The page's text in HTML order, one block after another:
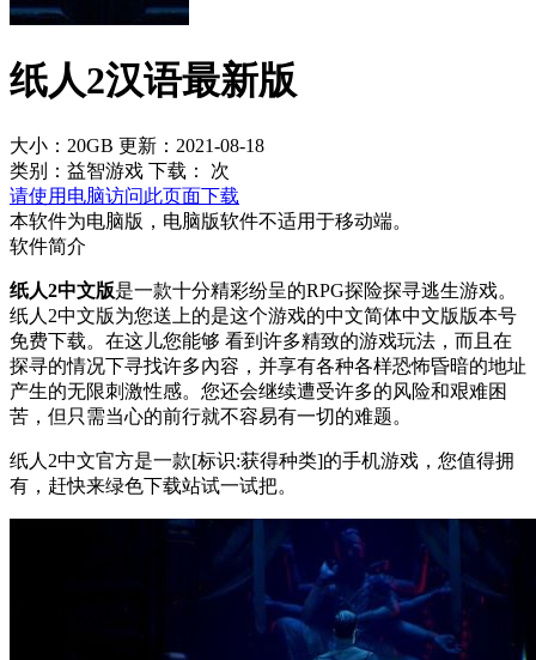
纸人2汉语最新版
大小：20GB 更新：2021-08-18
类别：益智游戏 下载：
次
请使用电脑访问此页面下载
本软件为电脑版，电脑版软件不适用于移动端。
软件简介
纸人2中文版是一款十分精彩纷呈的RPG探险探寻逃生游戏。
纸人2中文版为您送上的是这个游戏的中文简体中文版版本号
免费下载。在这儿您能够 看到许多精致的游戏玩法，而且在
探寻的情况下寻找许多內容，并享有各种各样恐怖昏暗的地址
产生的无限刺激性感。您还会继续遭受许多的风险和艰难困
苦，但只需当心的前行就不容易有一切的难题。
纸人2中文官方是一款[标识:获得种类]的手机游戏，您值得拥
有，赶快来绿色下载站试一试把。